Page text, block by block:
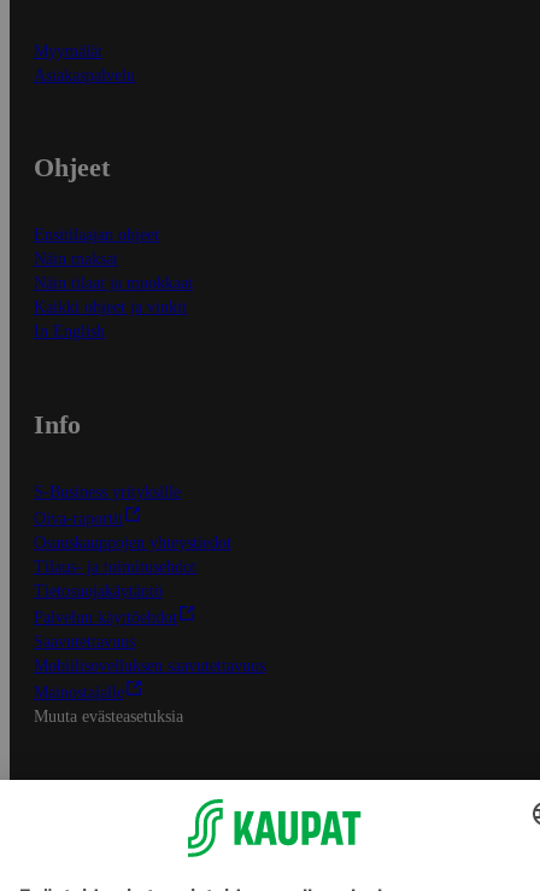
Myymälät
Asiakaspalvelu
Ohjeet
Ensitilaajan ohjeet
Näin maksat
Näin tilaat ja muokkaat
Kaikki ohjeet ja vinkit
In English
Info
S-Business yrityksille
Oiva-raportit
Osuuskauppojen yhteystiedot
Tilaus- ja toimitusehdot
Tietosuojakäytäntö
Palvelun käyttöehdot
Saavutettavuus
Mobiilisovelluksen saavutettavuus
Mainostajalle
Muuta evästeasetuksia
S-ryhmän palvelut